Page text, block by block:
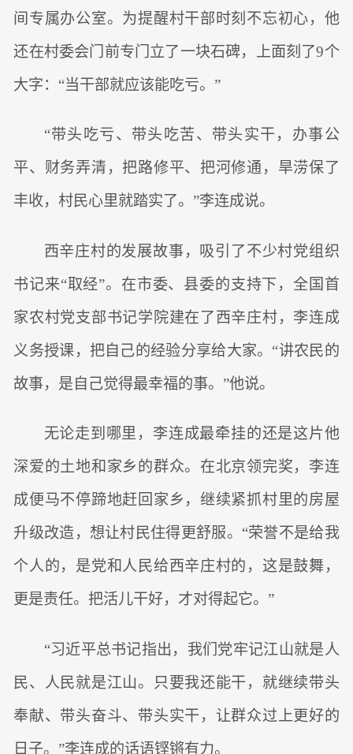
间专属办公室。为提醒村干部时刻不忘初心，他
还在村委会门前专门立了一块石碑，上面刻了9个
大字：“当干部就应该能吃亏。”
“带头吃亏、带头吃苦、带头实干，办事公
平、财务弄清，把路修平、把河修通，旱涝保了
丰收，村民心里就踏实了。”李连成说。
西辛庄村的发展故事，吸引了不少村党组织
书记来“取经”。在市委、县委的支持下，全国首
家农村党支部书记学院建在了西辛庄村，李连成
义务授课，把自己的经验分享给大家。“讲农民的
故事，是自己觉得最幸福的事。”他说。
无论走到哪里，李连成最牵挂的还是这片他
深爱的土地和家乡的群众。在北京领完奖，李连
成便马不停蹄地赶回家乡，继续紧抓村里的房屋
升级改造，想让村民住得更舒服。“荣誉不是给我
个人的，是党和人民给西辛庄村的，这是鼓舞，
更是责任。把活儿干好，才对得起它。”
“习近平总书记指出，我们党牢记江山就是人
民、人民就是江山。只要我还能干，就继续带头
奉献、带头奋斗、带头实干，让群众过上更好的
日子。”李连成的话语铿锵有力。